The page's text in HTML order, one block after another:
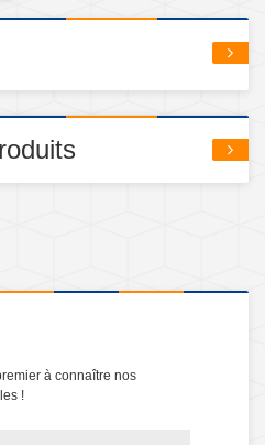
à connaître nos
!